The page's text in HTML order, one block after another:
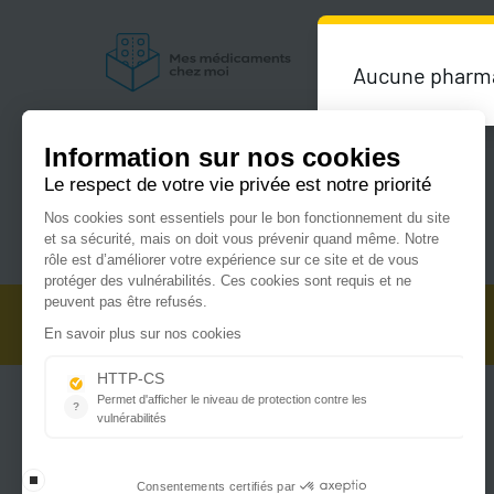
Du lundi au vendredi de 9h00 à 18h00
Aucune